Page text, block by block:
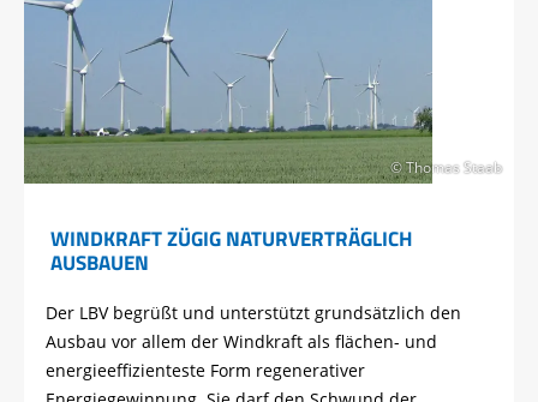
© Thomas Staab
WINDKRAFT ZÜGIG NATURVERTRÄGLICH
AUSBAUEN
Der LBV begrüßt und unterstützt grundsätzlich den
Ausbau vor allem der Windkraft als flächen- und
energieeffizienteste Form regenerativer